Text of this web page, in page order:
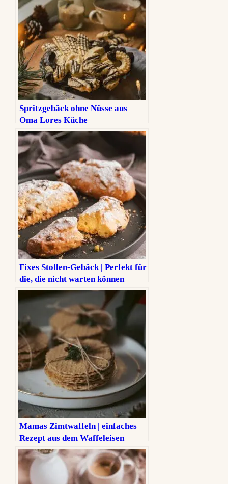
Spritzgebäck ohne Nüsse aus
Oma Lores Küche
Fixes Stollen-Gebäck | Perfekt für
die, die nicht warten können
Mamas Zimtwaffeln | einfaches
Rezept aus dem Waffeleisen